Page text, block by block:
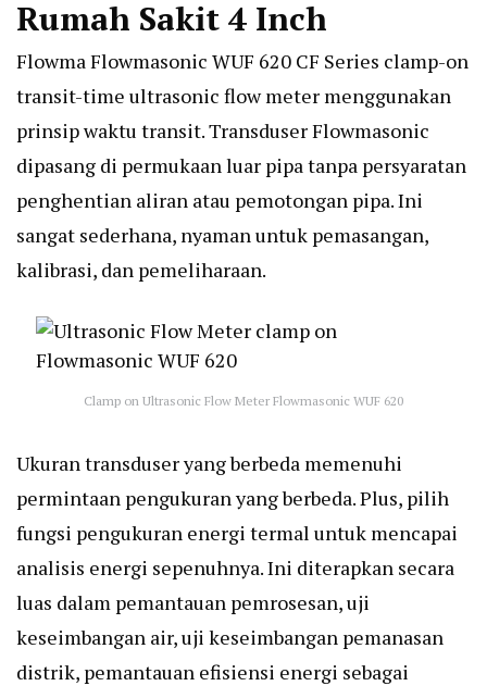
Rumah Sakit 4 Inch
Flowma Flowmasonic WUF 620 CF Series clamp-on
transit-time ultrasonic flow meter menggunakan
prinsip waktu transit. Transduser Flowmasonic
dipasang di permukaan luar pipa tanpa persyaratan
penghentian aliran atau pemotongan pipa. Ini
sangat sederhana, nyaman untuk pemasangan,
kalibrasi, dan pemeliharaan.
Clamp on Ultrasonic Flow Meter Flowmasonic WUF 620
Ukuran transduser yang berbeda memenuhi
permintaan pengukuran yang berbeda. Plus, pilih
fungsi pengukuran energi termal untuk mencapai
analisis energi sepenuhnya. Ini diterapkan secara
luas dalam pemantauan pemrosesan, uji
keseimbangan air, uji keseimbangan pemanasan
distrik, pemantauan efisiensi energi sebagai